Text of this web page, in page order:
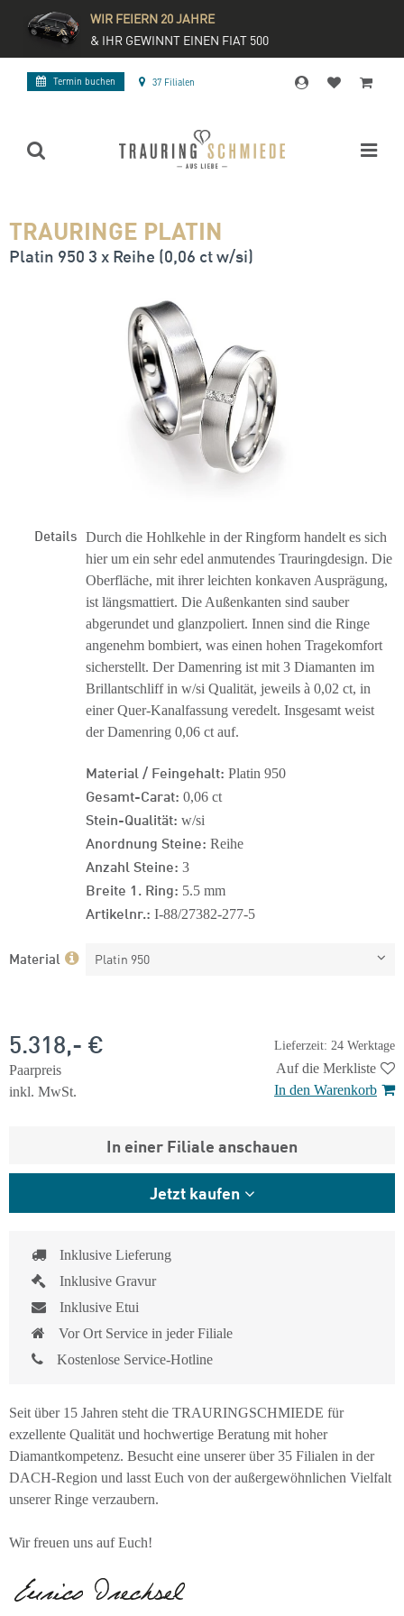
WIR FEIERN 20 JAHRE
& IHR GEWINNT EINEN FIAT 500
Termin buchen 37 Filialen
TRAURINGE PLATIN
Platin 950 3 x Reihe (0,06 ct w/si)
Details Durch die Hohlkehle in der Ringform handelt es sich
hier um ein sehr edel anmutendes Trauringdesign. Die
Oberfläche, mit ihrer leichten konkaven Ausprägung,
ist längsmattiert. Die Außenkanten sind sauber
abgerundet und glanzpoliert. Innen sind die Ringe
angenehm bombiert, was einen hohen Tragekomfort
sicherstellt. Der Damenring ist mit 3 Diamanten im
Brillantschliff in w/si Qualität, jeweils à 0,02 ct, in
einer Quer-Kanalfassung veredelt. Insgesamt weist
der Damenring 0,06 ct auf.
Material / Feingehalt: Platin 950
Gesamt-Carat: 0,06 ct
Stein-Qualität: w/si
Anordnung Steine: Reihe
Anzahl Steine: 3
Breite 1. Ring: 5.5 mm
Artikelnr.: I-88/27382-277-5
Material Platin 950
Lieferzeit: 24 Werktage
5.318,- €
Paarpreis
inkl. MwSt.
Auf die Merkliste
In den Warenkorb
In einer Filiale anschauen
Jetzt kaufen
Inklusive Lieferung
Inklusive Gravur
Inklusive Etui
Vor Ort Service in jeder Filiale
Kostenlose Service-Hotline
Seit über 15 Jahren steht die TRAURINGSCHMIEDE für
exzellente Qualität und hochwertige Beratung mit hoher
Diamantkompetenz. Besucht eine unserer über 35 Filialen in der
DACH-Region und lasst Euch von der außergewöhnlichen Vielfalt
unserer Ringe verzaubern.
Wir freuen uns auf Euch!